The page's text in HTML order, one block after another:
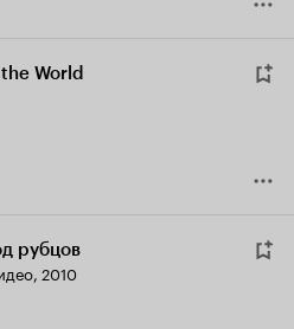
World
рубцов
2010